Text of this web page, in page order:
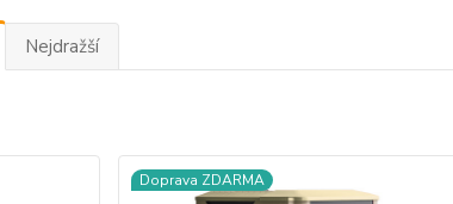
Nejdražší
Doprava ZDARMA